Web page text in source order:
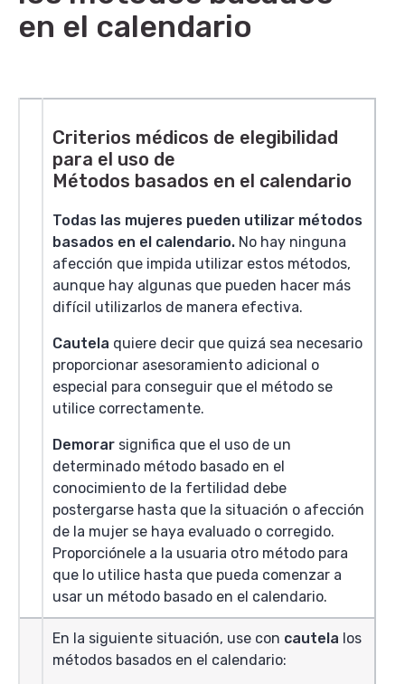
en el calendario
Criterios médicos de elegibilidad
para el uso de
Métodos basados en el calendario
Todas las mujeres pueden utilizar métodos
basados en el calendario. No hay ninguna
afección que impida utilizar estos métodos,
aunque hay algunas que pueden hacer más
difícil utilizarlos de manera efectiva.
Cautela quiere decir que quizá sea necesario
proporcionar asesoramiento adicional o
especial para conseguir que el método se
utilice correctamente.
Demorar significa que el uso de un
determinado método basado en el
conocimiento de la fertilidad debe
postergarse hasta que la situación o afección
de la mujer se haya evaluado o corregido.
Proporciónele a la usuaria otro método para
que lo utilice hasta que pueda comenzar a
usar un método basado en el calendario.
En la siguiente situación, use con cautela los
métodos basados en el calendario: